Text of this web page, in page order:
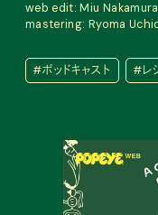
web edit: Miu Nakamura
mastering: Ryoma
#ポッドキャスト #レ